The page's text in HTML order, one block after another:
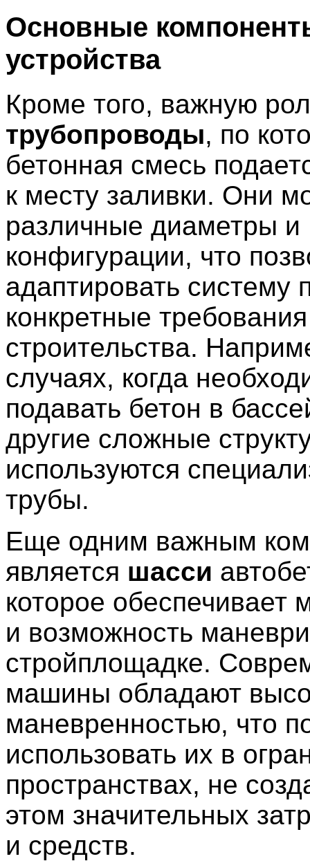
Основные
устройства
Кроме того, важную
трубопроводы, по
бетонная смесь
к месту заливки. Они
различные диаметры и
конфигурации, что
адаптировать систему
конкретные
строительства.
случаях, когда
подавать бетон в
другие сложные
используются
трубы.
Еще одним важным
является шасси
которое обеспечивает
и возможность
стройплощадке.
машины обладают
маневренностью, что
использовать их в
пространствах, не
этом значительных
и средств.